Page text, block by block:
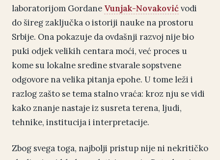
laboratorijom Gordane Vunjak-Novakovićvodi
do šireg zaključka o istoriji nauke na prostoru
Srbije. Ona pokazuje da ovdašnji razvoj nije bio
puki odjek velikih centara moći, već proces u
kome su lokalne sredine stvarale sopstvene
odgovore na velika pitanja epohe. U tome leži i
razlog zašto se tema stalno vraća: kroz nju se vidi
kako znanje nastaje iz susreta terena, ljudi,
tehnike, institucija i interpretacije.
Zbog svega toga, najbolji pristup nije ni nekritičko